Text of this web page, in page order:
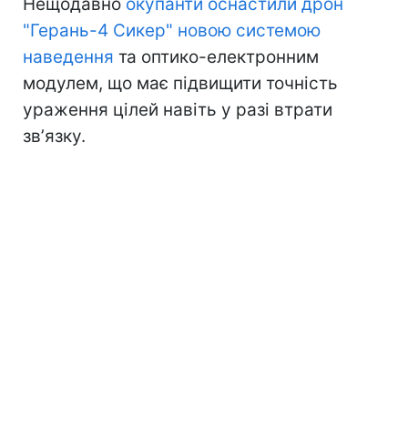
Нещодавно окупанти оснастили дрон
"Герань-4 Сикер" новою системою
наведення та оптико-електронним
модулем, що має підвищити точність
ураження цілей навіть у разі втрати
звʼязку.